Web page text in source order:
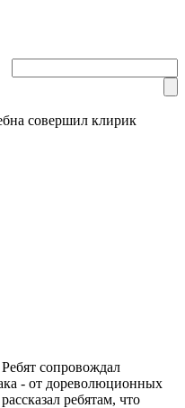
совершил клирик
сопровождал
- от дореволюционных
ребятам, что